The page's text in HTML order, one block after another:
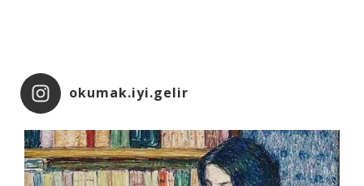
okumak.iyi.gelir